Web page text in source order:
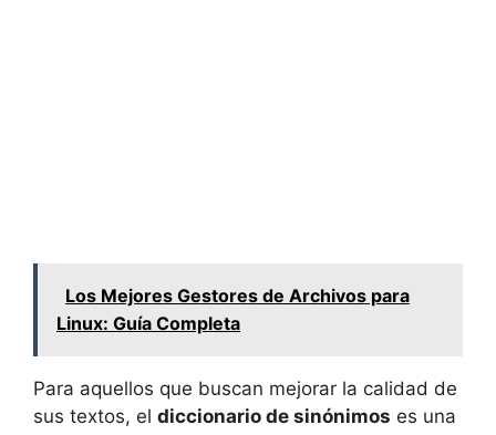
Los Mejores Gestores de Archivos para
Linux: Guía Completa
Para aquellos que buscan mejorar la calidad de
sus textos, el diccionario de sinónimos es una